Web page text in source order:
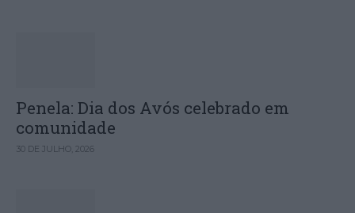
Penela: Dia dos Avós celebrado em
comunidade
30 DE JULHO, 2026